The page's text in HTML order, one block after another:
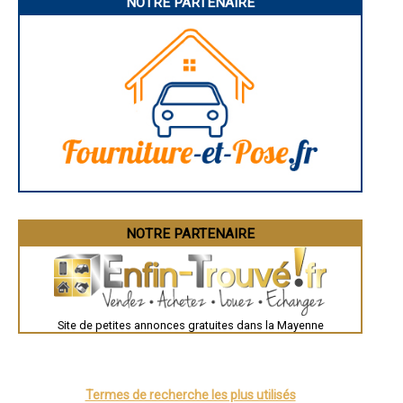
- Financement travaux maison à Forcé
- Financement travaux maison à Larchamp
- Financement travaux maison à Bouère
- Financement travaux maison à Ménil
- Financement travaux maison à Gennes-sur-Glaize
- Financement travaux maison à Saint-Fraimbault-de-Prières
- Financement travaux maison à Moulay
- Financement travaux maison à Villiers-Charlemagne
- Financement travaux maison à Grez-en-Bouère
- Financement travaux maison à Courcité
- Financement travaux maison à La Selle-Craonnaise
- Financement travaux maison à Voutré
- Financement travaux maison à Montjean
- Financement travaux maison à La Chapelle-Anthenaise
- Financement travaux maison à Contest
- Financement travaux maison à Loigné-sur-Mayenne
- Financement travaux maison à Louvigné
- Financement travaux maison à Pontmain
- Financement travaux maison à Marcillé-la-Ville
NOTRE PARTENAIRE
Site de petites annonces gratuites dans la Mayenne
Termes de recherche les plus utilisés